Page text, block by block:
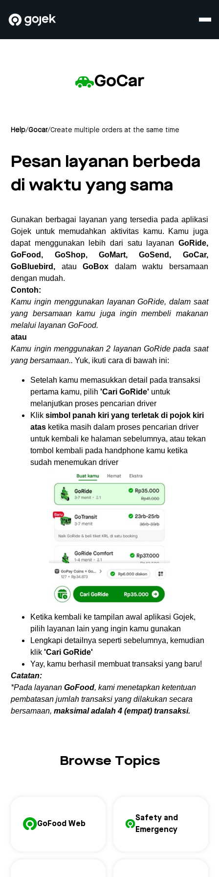
GoCar
Help/Gocar/Create multiple orders at the same time
Pesan layanan berbeda
di waktu yang sama
Gunakan berbagai layanan yang tersedia pada aplikasi
Gojek untuk memudahkan aktivitas kamu. Kamu juga
dapat menggunakan lebih dari satu layanan GoRide,
GoFood, GoShop, GoMart, GoSend, GoCar,
GoBluebird, atauGoBox dalam waktu bersamaan
dengan mudah.
Contoh:
Kamu ingin menggunakan layanan GoRide, dalam saat
yang bersamaan kamu juga ingin membeli makanan
melalui layanan GoFood.
atau
Kamu ingin menggunakan 2 layanan GoRide pada saat
yang bersamaan.. Yuk, ikuti cara di bawah ini:
Setelah kamu memasukkan detail pada transaksi
pertama kamu, pilih'Cari GoRide' untuk
melanjutkan proses pencarian driver
Kliksimbol panah kiri yang terletak di pojok kiri
atas ketika masih dalam proses pencarian driver
untuk kembali ke halaman sebelumnya, atau tekan
tombol kembali pada handphone kamu ketika
sudah menemukan driver
Ketika kembali ke tampilan awal aplikasi Gojek,
pilih layanan lain yang ingin kamu gunakan
Lengkapi detailnya seperti sebelumnya, kemudian
klik'Cari GoRide'
Yay, kamu berhasil membuat transaksi yang baru!
Catatan:
*Pada layananGoFood, kami menetapkan ketentuan
pembatasan jumlah transaksi yang dilakukan secara
bersamaan,maksimal adalah 4 (empat) transaksi.
Browse Topics
GoFood Web
Safety and
Emergency